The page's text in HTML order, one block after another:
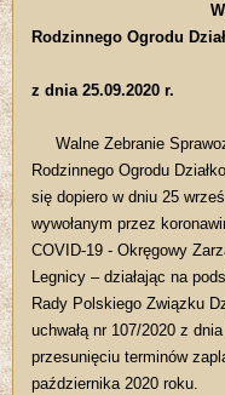
Walnego
Rodzinnego Ogrodu
z dnia 25.09.2020 r.
Walne Zebranie
Rodzinnego Ogrodu
się dopiero w dniu 25
wywołanym przez
COVID-19 - Okręgowy
Legnicy – działając na
Rady Polskiego Związku
uchwałą nr 107/2020 z
przesunięciu terminów
października 2020 roku.